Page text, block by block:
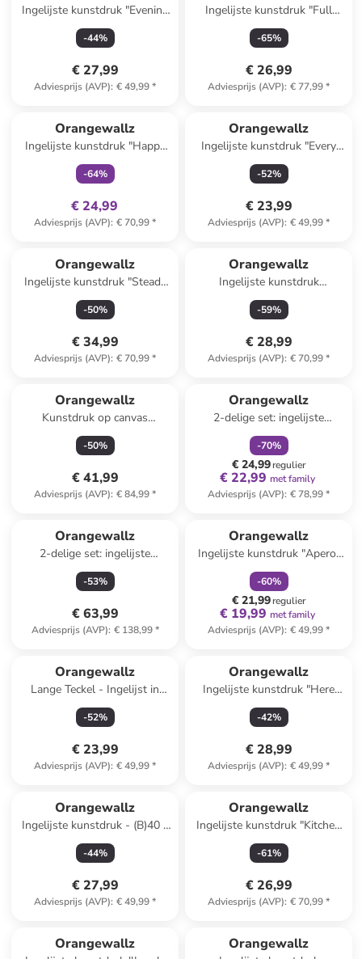
Ingelijste kunstdruk "Evening
Cranes Green"
-44%
€ 27,99
Adviesprijs (AVP): € 49,99*
Ingelijste kunstdruk "Full
Colour Painted"
-65%
€ 26,99
Adviesprijs (AVP): € 77,99*
Orangewallz
Ingelijste kunstdruk "Happy
Things"
-64%
€ 24,99
Adviesprijs (AVP): € 70,99*
Orangewallz
Ingelijste kunstdruk "Every
Summer" - (B)40 x (H)50 cm
-52%
€ 23,99
Adviesprijs (AVP): € 49,99*
Orangewallz
Ingelijste kunstdruk "Steady
Tree" - (B)90 x (H)60 cm
-50%
€ 34,99
Adviesprijs (AVP): € 70,99*
Orangewallz
Ingelijste kunstdruk
"Colourful Modern Abstract" -
(B)50 x (H)70 cm
-59%
€ 28,99
Adviesprijs (AVP): € 70,99*
Orangewallz
Kunstdruk op canvas
"Summer Meadow"
-50%
€ 41,99
Adviesprijs (AVP): € 84,99*
Orangewallz
2-delige set: ingelijste
kunstdrukken "Soft Organics"
-70%
€ 24,99regulier
€ 22,99 met family
Adviesprijs (AVP): € 78,99*
Orangewallz
2-delige set: ingelijste
kunstdrukken "Night Green
Set"
-53%
€ 63,99
Adviesprijs (AVP): € 138,99*
Orangewallz
Ingelijste kunstdruk "Aperol
Apres Ski"
-60%
€ 21,99regulier
€ 19,99 met family
Adviesprijs (AVP): € 49,99*
Orangewallz
Lange Teckel - Ingelijst in
hout 40x50
-52%
€ 23,99
Adviesprijs (AVP): € 49,99*
Orangewallz
Ingelijste kunstdruk "Here
Comes the Sun"
-42%
€ 28,99
Adviesprijs (AVP): € 49,99*
Orangewallz
Ingelijste kunstdruk - (B)40 x
(H)50 cm
-44%
€ 27,99
Adviesprijs (AVP): € 49,99*
Orangewallz
Ingelijste kunstdruk "Kitchen
Disco" - (B)50 x (H)70 cm
-61%
€ 26,99
Adviesprijs (AVP): € 70,99*
Orangewallz Orangewallz